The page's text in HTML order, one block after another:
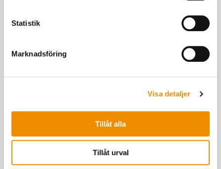
Statistik
Marknadsföring
Visa detaljer
Tillåt alla
Tillåt urval
Niet meer dan 1,5 koe per voederplaats
Zorg voor een gelijkmatige verdeling
van de inseminaties over het hele jaar
voor gelijkmatige kalvingen. Zo krijg je
een gelijkmatige spreiding in tijd van
vroeg en hooglacterende koeien.